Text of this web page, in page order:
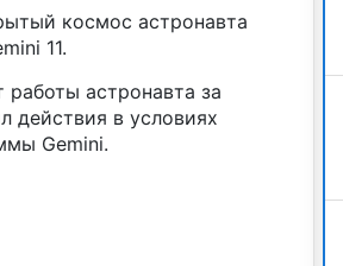
космос астронавта
11.
астронавта за
действия в условиях
Gemini.